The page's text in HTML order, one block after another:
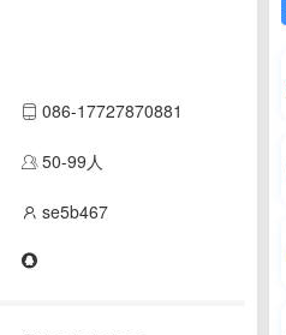
086-17727870881
50-99人
se5b467